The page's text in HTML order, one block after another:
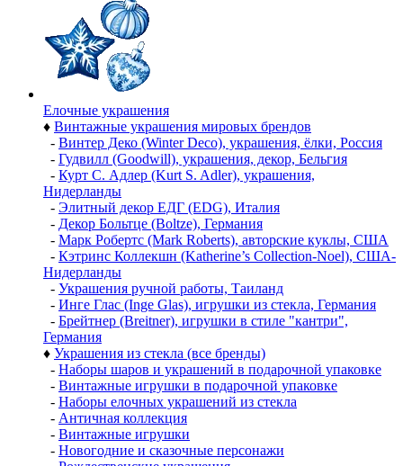
Елочные украшения
♦ Винтажные украшения мировых брендов
- Винтер Деко (Winter Deco), украшения, ёлки, Россия
- Гудвилл (Goodwill), украшения, декор, Бельгия
- Курт С. Адлер (Kurt S. Adler), украшения,
Нидерланды
- Элитный декор ЕДГ (EDG), Италия
- Декор Больтце (Boltze), Германия
- Марк Робертс (Mark Roberts), авторские куклы, США
- Кэтринс Коллекшн (Katherine’s Collection-Noel), США-
Нидерланды
- Украшения ручной работы, Таиланд
- Инге Глас (Inge Glas), игрушки из стекла, Германия
- Брейтнер (Breitner), игрушки в стиле "кантри",
Германия
♦ Украшения из стекла (все бренды)
- Наборы шаров и украшений в подарочной упаковке
- Винтажные игрушки в подарочной упаковке
- Наборы елочных украшений из стекла
- Античная коллекция
- Винтажные игрушки
- Новогодние и сказочные персонажи